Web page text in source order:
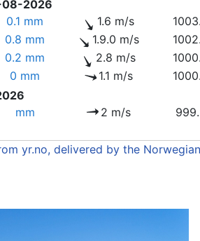
08-2026
0.1 mm 1.6 m/s
0.8 mm 1.9.0 m/s
0.2 mm 2.8 m/s
0 mm 1.1 m/s
mm 2 m/s
yr.no, delivered by the